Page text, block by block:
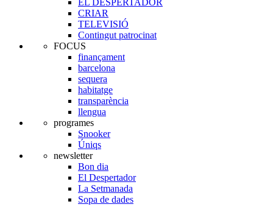
EL DESPERTADOR
CRIAR
TELEVISIÓ
Contingut patrocinat
FOCUS
finançament
barcelona
sequera
habitatge
transparència
llengua
programes
Snooker
Úniqs
newsletter
Bon dia
El Despertador
La Setmanada
Sopa de dades